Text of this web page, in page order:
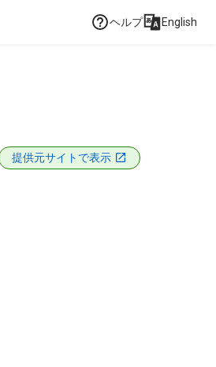
ヘルプ English
提供元サイトで表示